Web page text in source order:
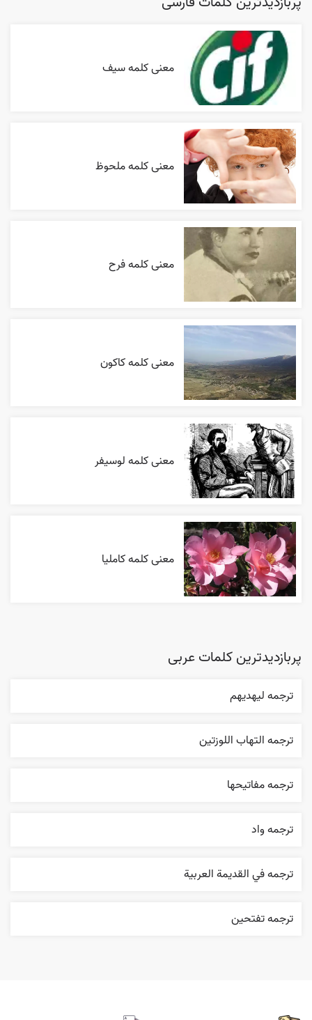
معنی کلمه سیف
معنی کلمه ملحوظ
معنی کلمه فرح
معنی کلمه کاکون
معنی کلمه لوسیفر
معنی کلمه کاملیا
پربازدیدترین کلمات عربی
ترجمه ليهديهم
ترجمه التهاب اللوزتين
ترجمه مفاتيحها
ترجمه واد
ترجمه في القديمة العربية
ترجمه تفتحين